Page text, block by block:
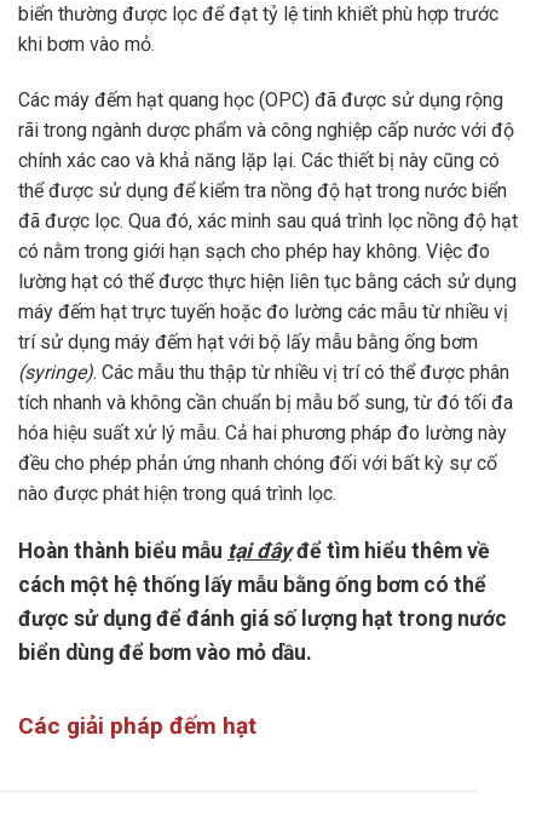
biển thường được lọc để đạt tỷ lệ tinh khiết phù hợp trước
khi bơm vào mỏ.
Các máy đếm hạt quang học (OPC) đã được sử dụng rộng
rãi trong ngành dược phẩm và công nghiệp cấp nước với độ
chính xác cao và khả năng lặp lại. Các thiết bị này cũng có
thể được sử dụng để kiểm tra nồng độ hạt trong nước biển
đã được lọc. Qua đó, xác minh sau quá trình lọc nồng độ hạt
có nằm trong giới hạn sạch cho phép hay không. Việc đo
lường hạt có thể được thực hiện liên tục bằng cách sử dụng
máy đếm hạt trực tuyến hoặc đo lường các mẫu từ nhiều vị
trí sử dụng máy đếm hạt với bộ lấy mẫu bằng ống bơm
(syringe). Các mẫu thu thập từ nhiều vị trí có thể được phân
tích nhanh và không cần chuẩn bị mẫu bổ sung, từ đó tối đa
hóa hiệu suất xử lý mẫu. Cả hai phương pháp đo lường này
đều cho phép phản ứng nhanh chóng đối với bất kỳ sự cố
nào được phát hiện trong quá trình lọc.
Hoàn thành biểu mẫu tại đâyđể tìm hiểu thêm về
cách một hệ thống lấy mẫu bằng ống bơm có thể
được sử dụng để đánh giá số lượng hạt trong nước
biển dùng để bơm vào mỏ dầu.
Các giải pháp đếm hạt